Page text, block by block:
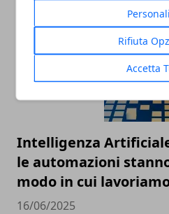
Rifiuta
Accetta
Intelligenza
le automazioni
modo in cui
16/06/2025